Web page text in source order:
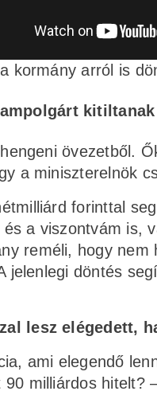
kormány arról is
övezetből.
a miniszterelnök
forinttal
a viszontvám is,
reméli, hogy
jelenlegi döntés
lesz elégedett,
ami elegendő
milliárdos hitelt?